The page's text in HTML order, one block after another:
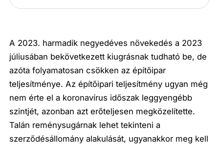
A 2023. harmadik negyedéves növekedés a 2023
júliusában bekövetkezett kiugrásnak tudható be, de
azóta folyamatosan csökken az építőipar
teljesítménye. Az építőipari teljesítmény ugyan még
nem érte el a koronavírus időszak leggyengébb
szintjét, azonban azt erőteljesen megközelítette.
Talán reménysugárnak lehet tekinteni a
szerződésállomány alakulását, ugyanakkor meg kell